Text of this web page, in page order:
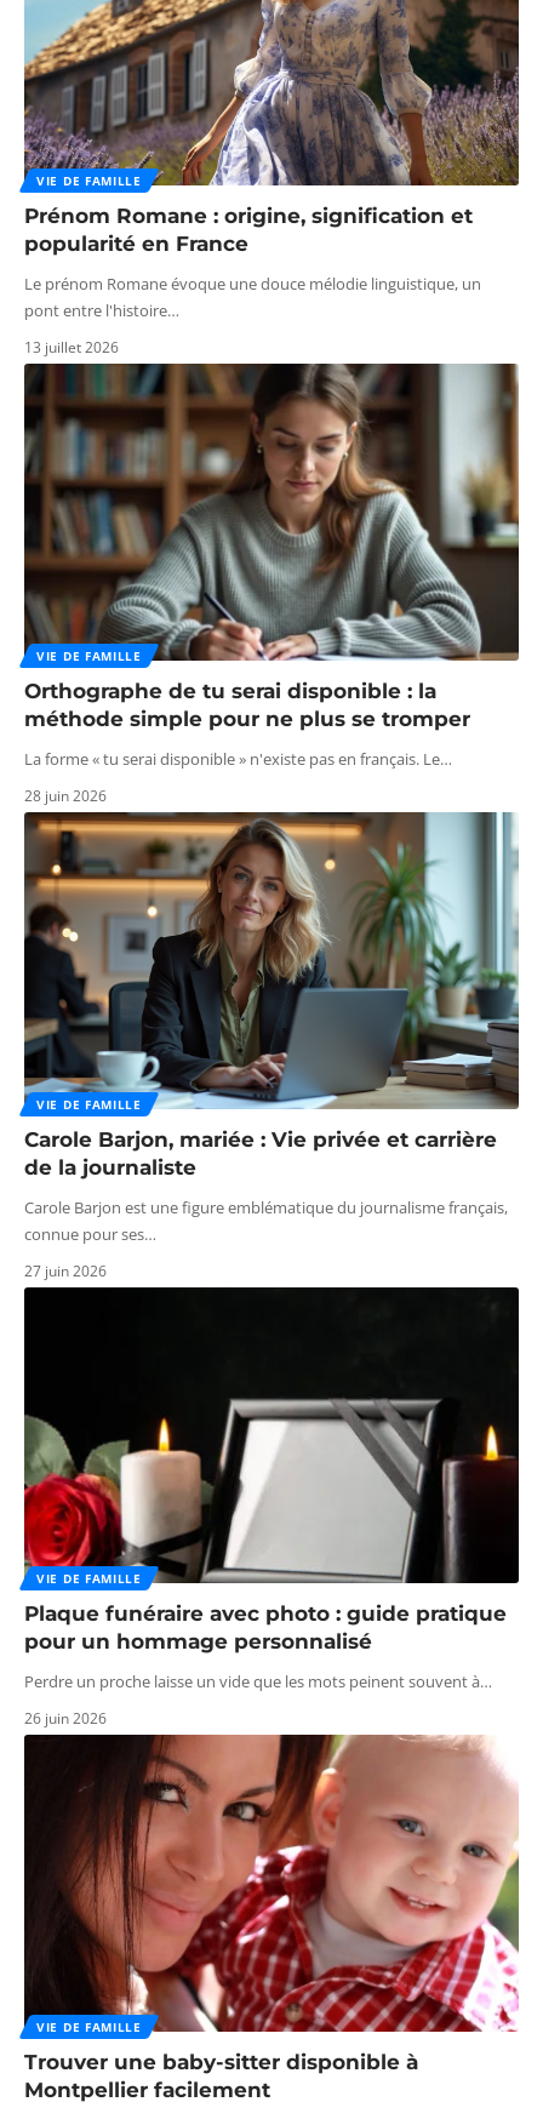
VIE DE FAMILLE
Prénom Romane : origine, signification et
popularité en France
Le prénom Romane évoque une douce mélodie linguistique, un
pont entre l'histoire…
13 juillet 2026
VIE DE FAMILLE
Orthographe de tu serai disponible : la
méthode simple pour ne plus se tromper
La forme « tu serai disponible » n'existe pas en français. Le…
28 juin 2026
VIE DE FAMILLE
Carole Barjon, mariée : Vie privée et carrière
de la journaliste
Carole Barjon est une figure emblématique du journalisme français,
connue pour ses…
27 juin 2026
VIE DE FAMILLE
Plaque funéraire avec photo : guide pratique
pour un hommage personnalisé
Perdre un proche laisse un vide que les mots peinent souvent à…
26 juin 2026
VIE DE FAMILLE
Trouver une baby-sitter disponible à
Montpellier facilement